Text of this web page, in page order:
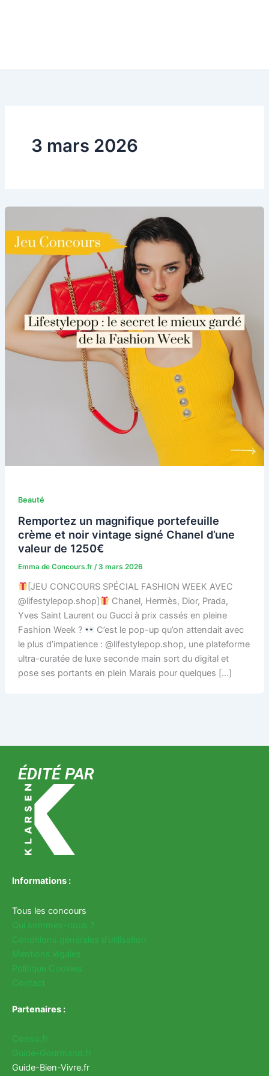
3 mars 2026
Beauté
Remportez un magnifique portefeuille
crème et noir vintage signé Chanel d’une
valeur de 1250€
Emma de Concours.fr / 3 mars 2026
[JEU CONCOURS SPÉCIAL FASHION WEEK AVEC
@lifestylepop.shop]
Chanel, Hermès, Dior, Prada,
Yves Saint Laurent ou Gucci à prix cassés en pleine
Fashion Week ?
C’est le pop-up qu’on attendait avec
le plus d’impatience : @lifestylepop.shop, une plateforme
ultra-curatée de luxe seconde main sort du digital et
pose ses portants en plein Marais pour quelques […]
ÉDITÉ PAR
Informations :
Tous les concours
Qui sommes-nous ?
Conditions générales d’utilisation
Mentions légales
Politique Cookies
Contact
Partenaires :
Conso.fr
Guide-Gourmand.fr
Guide-Bien-Vivre.fr